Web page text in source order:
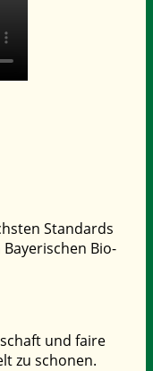
Standards
Bio-
und faire
zu schonen.